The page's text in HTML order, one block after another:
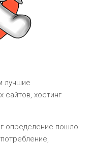
лучшие
сайтов, хостинг
определение пошло